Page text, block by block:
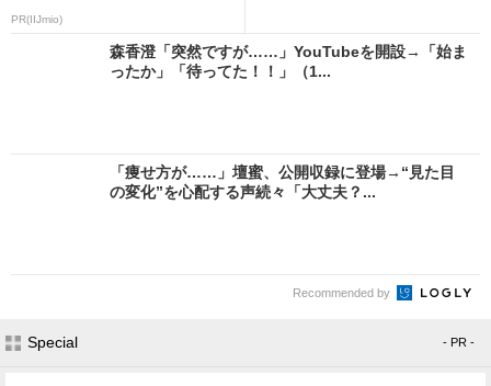
PR(IIJmio)
森香澄「突然ですが……」YouTubeを開設→「始ま
ったか」「待ってた！！」（1...
「痩せ方が……」壇蜜、公開収録に登場→“見た目
の変化”を心配する声続々「大丈夫？...
Recommended by
Special - PR -